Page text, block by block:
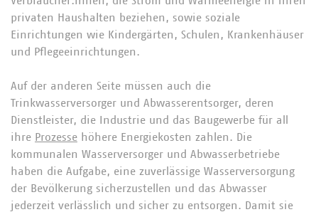
privaten Haushalten beziehen, sowie soziale
Einrichtungen wie Kindergärten, Schulen, Krankenhäuser
und Pflegeeinrichtungen.
Auf der anderen Seite müssen auch die
Trinkwasserversorger und Abwasserentsorger, deren
Dienstleister, die Industrie und das Baugewerbe für all
ihre Prozesse höhere Energiekosten zahlen. Die
kommunalen Wasserversorger und Abwasserbetriebe
haben die Aufgabe, eine zuverlässige Wasserversorgung
der Bevölkerung sicherzustellen und das Abwasser
jederzeit verlässlich und sicher zu entsorgen. Damit sie